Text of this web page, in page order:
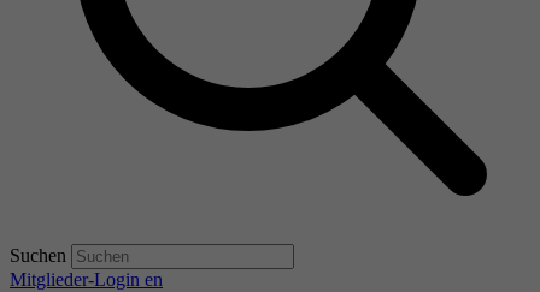
Suchen
Mitglieder-Login en